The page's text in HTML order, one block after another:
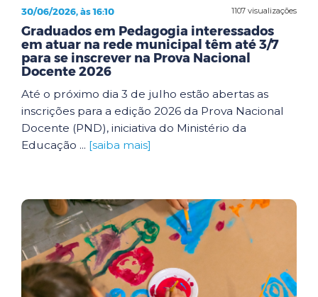
1107 visualizações
30/06/2026, às 16:10
Graduados em Pedagogia interessados
em atuar na rede municipal têm até 3/7
para se inscrever na Prova Nacional
Docente 2026
Até o próximo dia 3 de julho estão abertas as
inscrições para a edição 2026 da Prova Nacional
Docente (PND), iniciativa do Ministério da
Educação ... [saiba mais]